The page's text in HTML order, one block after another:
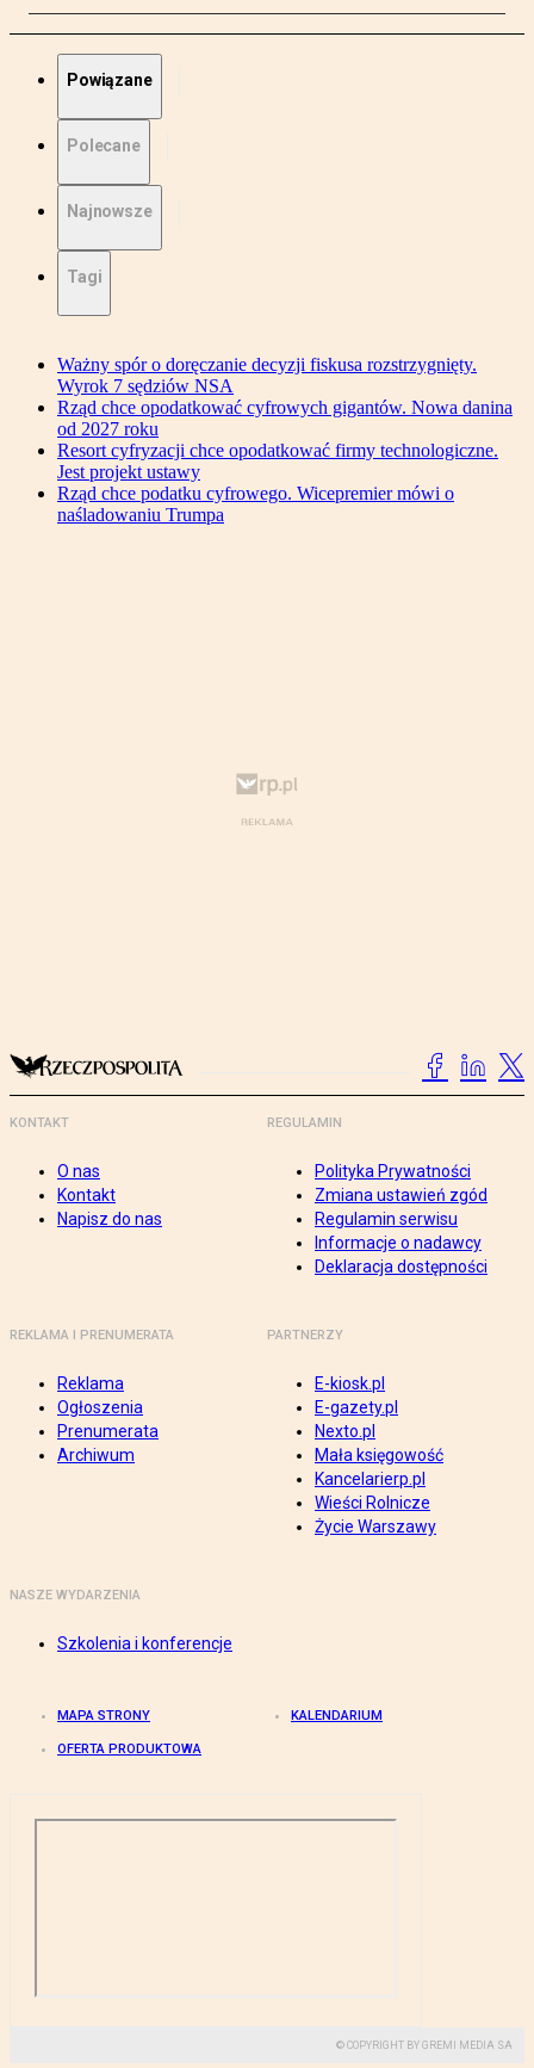
Powiązane
Polecane
Najnowsze
Tagi
Ważny spór o doręczanie decyzji fiskusa rozstrzygnięty.
Wyrok 7 sędziów NSA
Rząd chce opodatkować cyfrowych gigantów. Nowa danina
od 2027 roku
Resort cyfryzacji chce opodatkować firmy technologiczne.
Jest projekt ustawy
Rząd chce podatku cyfrowego. Wicepremier mówi o
naśladowaniu Trumpa
KONTAKT
O nas
Kontakt
Napisz do nas
REGULAMIN
Polityka Prywatności
Zmiana ustawień zgód
Regulamin serwisu
Informacje o nadawcy
Deklaracja dostępności
REKLAMA I PRENUMERATA
Reklama
Ogłoszenia
Prenumerata
Archiwum
PARTNERZY
E-kiosk.pl
E-gazety.pl
Nexto.pl
Mała księgowość
Kancelarierp.pl
Wieści Rolnicze
Życie Warszawy
NASZE WYDARZENIA
Szkolenia i konferencje
MAPA STRONY KALENDARIUM
OFERTA PRODUKTOWA
© COPYRIGHT BY GREMI MEDIA SA